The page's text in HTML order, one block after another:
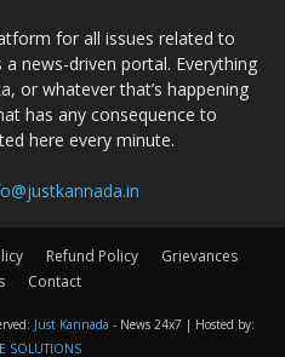
for all issues related to
a news-driven portal. Everything
or whatever that’s happening
has any consequence to
here every minute.
Refund Policy
Grievances
Contact
Just Kannada - News 24x7 | Hosted by:
SOLUTIONS